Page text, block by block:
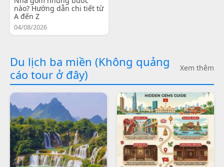
nào? Hướng dẫn chi tiết từ
A đến Z
04/08/2026
Du lịch ba miền (Không quảng
cáo tour ở đây)
Xem thêm